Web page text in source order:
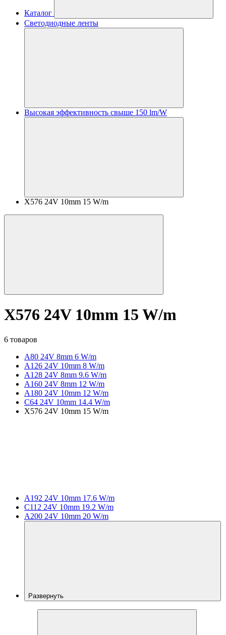
Каталог
Светодиодные ленты
Высокая эффективность свыше 150 lm/W
X576 24V 10mm 15 W/m
X576 24V 10mm 15 W/m
6 товаров
A80 24V 8mm 6 W/m
A126 24V 10mm 8 W/m
A128 24V 8mm 9.6 W/m
A160 24V 8mm 12 W/m
A180 24V 10mm 12 W/m
C64 24V 10mm 14.4 W/m
X576 24V 10mm 15 W/m
A192 24V 10mm 17.6 W/m
C112 24V 10mm 19.2 W/m
A200 24V 10mm 20 W/m
Развернуть